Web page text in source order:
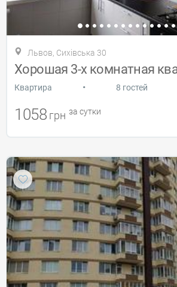
Львов, Сихівська 30
Хорошая 3-х комнатная
Квартира • 8 гостей
1058 грн за сутки